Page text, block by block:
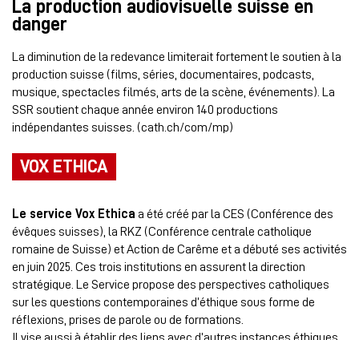
La production audiovisuelle suisse en
danger
La diminution de la redevance limiterait fortement le soutien à la
production suisse (films, séries, documentaires, podcasts,
musique, spectacles filmés, arts de la scène, événements). La
SSR soutient chaque année environ 140 productions
indépendantes suisses. (cath.ch/com/mp)
VOX ETHICA
Le service Vox Ethica a été créé par la CES (Conférence des
évêques suisses), la RKZ (Conférence centrale catholique
romaine de Suisse) et Action de Carême et a débuté ses activités
en juin 2025. Ces trois institutions en assurent la direction
stratégique. Le Service propose des perspectives catholiques
sur les questions contemporaines d’éthique sous forme de
réflexions, prises de parole ou de formations.